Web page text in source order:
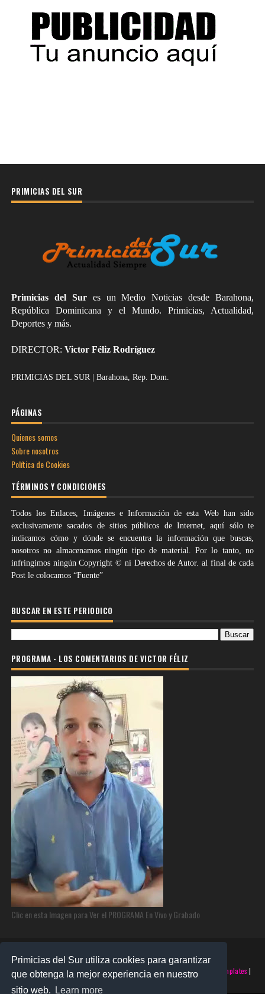
Primicias del Sur utiliza cookies para garantizar
que obtenga la mejor experiencia en nuestro
sitio web.
Learn more
PRIMICIAS DEL SUR
Primicias del Sures un Medio Noticias desde Barahona,
República Dominicana y el Mundo. Primicias, Actualidad,
Deportes y más.
DIRECTOR: Victor Féliz Rodríguez
PRIMICIAS DEL SUR | Barahona, Rep. Dom.
PÁGINAS
Quienes somos
Sobre nosotros
Política de Cookies
TÉRMINOS Y CONDICIONES
Todos los Enlaces, Imágenes e Información de esta Web han sido
exclusivamente sacados de sitios públicos de Internet, aquí sólo te
indicamos cómo y dónde se encuentra la información que buscas,
nosotros no almacenamos ningún tipo de material. Por lo tanto, no
infringimos ningún Copyright © ni Derechos de Autor. al final de cada
Post le colocamos “Fuente”
BUSCAR EN ESTE PERIODICO
PROGRAMA - LOS COMENTARIOS DE VICTOR FÉLIZ
Clic en esta Imagen para Ver el PROGRAMA En Vivo y Grabado
©2025 PRIMICIAS DEL SUR | Derechos Reservados | Creado con SoraTemplates |
Realizado porSANTO MONTERO